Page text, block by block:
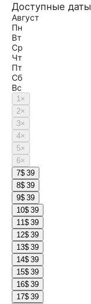
Доступные даты
Август
Пн
Вт
Ср
Чт
Пт
Сб
Вс
1×
2×
3×
4×
5×
6×
7$ 39
8$ 39
9$ 39
10$ 39
11$ 39
12$ 39
13$ 39
14$ 39
15$ 39
16$ 39
17$ 39